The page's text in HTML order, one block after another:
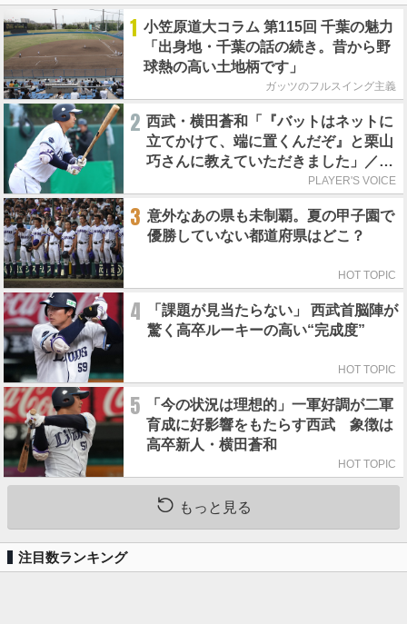
1 小笠原道大コラム 第115回 千葉の魅力
「出身地・千葉の話の続き。昔から野
球熱の高い土地柄です」
ガッツのフルスイング主義
2 西武・横田蒼和「『バットはネットに
立てかけて、端に置くんだぞ』と栗山
巧さんに教えていただきました」／憧
PLAYER'S VOICE
3 意外なあの県も未制覇。夏の甲子園で
優勝していない都道府県はどこ？
HOT TOPIC
4
「課題が見当たらない」 西武首脳陣が
驚く高卒ルーキーの高い“完成度”
HOT TOPIC
5
「今の状況は理想的」一軍好調が二軍
育成に好影響をもたらす西武 象徴は
高卒新人・横田蒼和
HOT TOPIC
もっと見る
注目数ランキング